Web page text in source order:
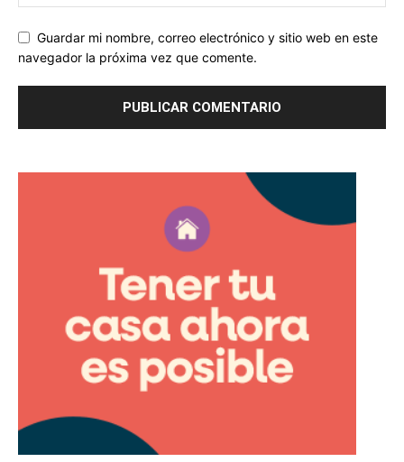
Guardar mi nombre, correo electrónico y sitio web en este
navegador la próxima vez que comente.